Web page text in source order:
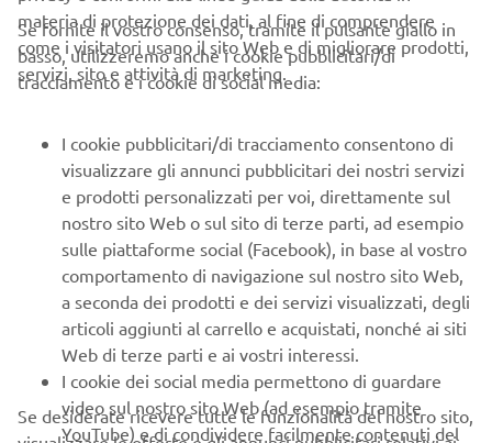
COMUNITÀ DI APPASSIONATI DI
MOTO
centrale nel nostro approccio di marketing. Vogliamo
coinvolgere i nostri clienti e ascoltare le loro storie e le
loro esperienze con il nostro abbigliamento moto Yamaha
vintage. Organizziamo raduni, manifestazioni ed eventi
alla scoperta delle nostre moto storiche, offrendo ai
partecipanti l'opportunità di vedere da vicino i nostri capi
di abbigliamento e di condividere la loro passione per lo
stile retrò e la cultura motociclistica.
Siamo grati ai nostri appassionati clienti che condividono
le loro foto con il nostro abbigliamento sport heritage
Yamaha sui social media. Queste foto mostrano il loro
materia di protezione dei dati, al fine di comprendere
come i visitatori usano il sito Web e di migliorare prodotti,
servizi, sito e attività di marketing.
Se fornite il vostro consenso, tramite il pulsante giallo in
basso, utilizzeremo anche i cookie pubblicitari/di
tracciamento e i cookie di social media:
I cookie pubblicitari/di tracciamento consentono di
visualizzare gli annunci pubblicitari dei nostri servizi
e prodotti personalizzati per voi, direttamente sul
nostro sito Web o sul sito di terze parti, ad esempio
sulle piattaforme social (Facebook), in base al vostro
comportamento di navigazione sul nostro sito Web,
a seconda dei prodotti e dei servizi visualizzati, degli
articoli aggiunti al carrello e acquistati, nonché ai siti
Web di terze parti e ai vostri interessi.
I cookie dei social media permettono di guardare
video sul nostro sito Web (ad esempio tramite
YouTube) e di condividere facilmente contenuti del
Se desiderate ricevere tutte le funzionalità del nostro sito,
visualizzare le offerte e gli annunci pubblicitari relativi ai